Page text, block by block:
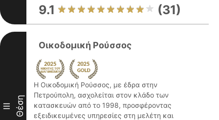
9.1 (31)
III Θέση
Οικοδομική Ρούσσος
Η Οικοδομική Ρούσσος, με έδρα στην
Πετρούπολη, ασχολείται στον κλάδο των
κατασκευών από το 1998, προσφέροντας
εξειδικευμένες υπηρεσίες στη μελέτη και